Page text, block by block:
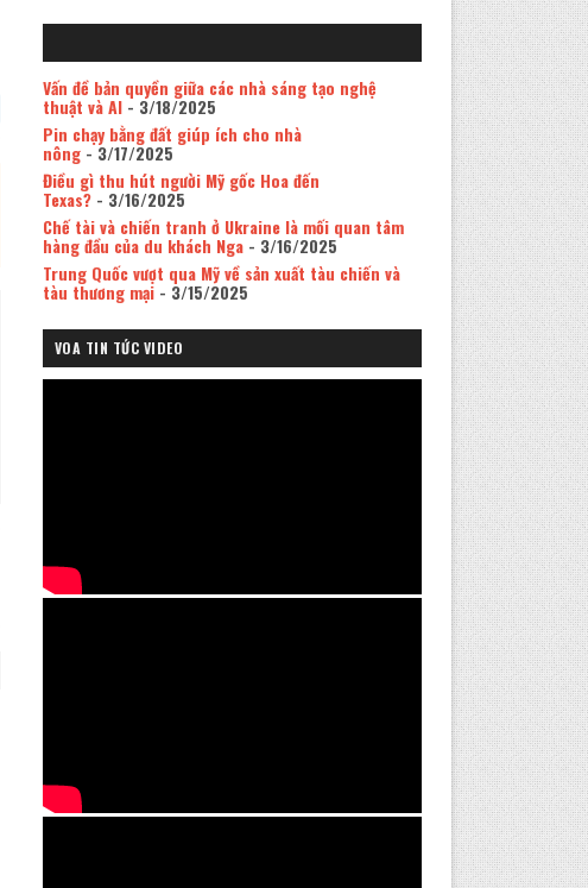
Vấn đề bản quyền giữa các nhà sáng tạo nghệ
thuật và AI- 3/18/2025
Pin chạy bằng đất giúp ích cho nhà
nông- 3/17/2025
Điều gì thu hút người Mỹ gốc Hoa đến
Texas?- 3/16/2025
Chế tài và chiến tranh ở Ukraine là mối quan tâm
hàng đầu của du khách Nga- 3/16/2025
Trung Quốc vượt qua Mỹ về sản xuất tàu chiến và
tàu thương mại- 3/15/2025
VOA TIN TỨC VIDEO